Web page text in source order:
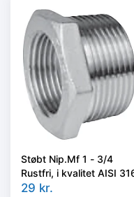
Støbt Nip.Mf 1 - 3/4
Rustfri, i kvalitet AISI
29 kr.